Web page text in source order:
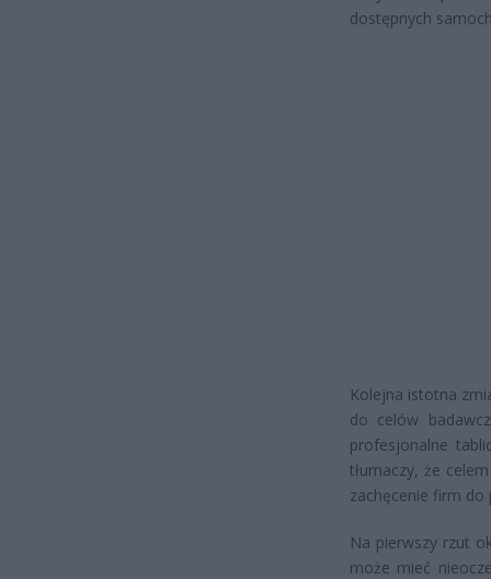
dostępnych
Kolejna istotna
do celów
profesjonalne
tłumaczy, że
zachęcenie firm do
Na pierwszy rzut
może mieć